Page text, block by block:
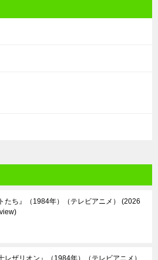
たち』（1984年）（テレビアニメ）
2026
レザリオン』（1984年）（テレビアニメ）